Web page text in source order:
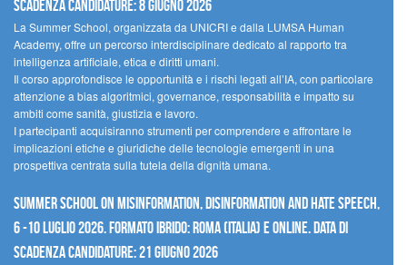
Scadenza candidature: 8 giugno 2026
La Summer School, organizzata da UNICRI e dalla LUMSA Human
Academy, offre un percorso interdisciplinare dedicato al rapporto tra
intelligenza artificiale, etica e diritti umani.
Il corso approfondisce le opportunità e i rischi legati all’IA, con particolare
attenzione a bias algoritmici, governance, responsabilità e impatto su
ambiti come sanità, giustizia e lavoro.
I partecipanti acquisiranno strumenti per comprendere e affrontare le
implicazioni etiche e giuridiche delle tecnologie emergenti in una
prospettiva centrata sulla tutela della dignità umana.
Summer School on Misinformation, Disinformation and Hate Speech,
6 -10 luglio 2026. Formato ibrido: Roma (Italia) e online. Data di
scadenza candidature: 21 giugno 2026